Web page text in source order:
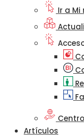
Ir a
Artículos